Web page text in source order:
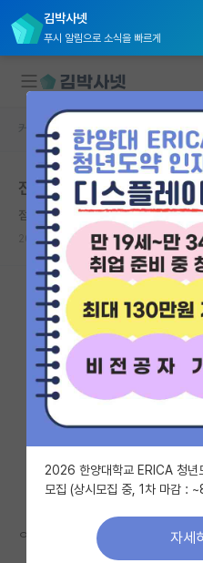
김박사넷
푸시 알림으로 소식을 빠르게
대학원생 모집
국내대학원 정보
연구실&오픈랩
커뮤니티
커뮤니티 홈
전체글보기
베스트 게시판
IF 명예의전당
자유 게시판(아무개랩)
미국 유학 게시판
미국 대학원 합격 후기 게
대학원생 모집 게시판
커뮤니티 홈 학부 인턴 게시판
전문대 1학년 생명과 학부연
점잖은 쇼펜하우어
2026.06.04 2 750
ㅇㅎㄱㅈ인데 무엇보다도 학교 공부
2026 한양대학교 ERICA 청년
모집 (상시모집 중, 1차 마감 :
자세